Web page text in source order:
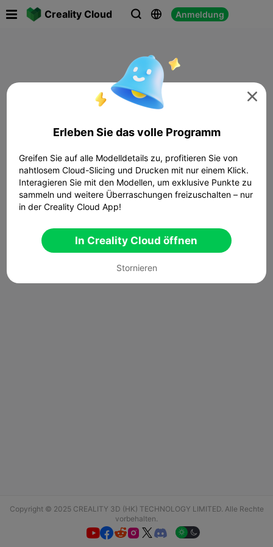
Creality Cloud   Anmeldung
Copyright © 2025 CREALITY 3D (HK) TECHNOLOGY LIMITED. Alle Rechte
vorbehalten.
  

Erleben Sie das volle Programm
Greifen Sie auf alle Modelldetails zu, profitieren Sie von
nahtlosem Cloud-Slicing und Drucken mit nur einem Klick.
Interagieren Sie mit den Modellen, um exklusive Punkte zu
sammeln und weitere Überraschungen freizuschalten – nur
in der Creality Cloud App!
In Creality Cloud öffnen
Stornieren